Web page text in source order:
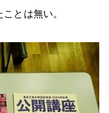
とは無い。